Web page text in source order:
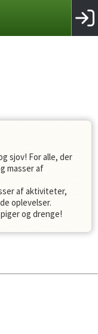
sjov! For alle, der
masser af
af aktiviteter,
oplevelser.
og drenge!